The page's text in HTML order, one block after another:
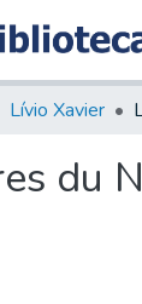
Lívio Xavier
du